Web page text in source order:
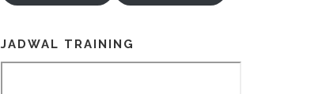
JADWAL TRAINING